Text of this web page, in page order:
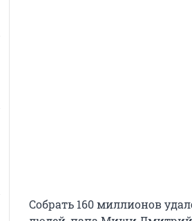
Собрать 160 миллионов